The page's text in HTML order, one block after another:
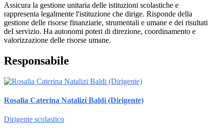
Assicura la gestione unitaria delle istituzioni scolastiche e
rappresenta legalmente l'istituzione che dirige. Risponde della
gestione delle risorse finanziarie, strumentali e umane e dei risultati
deI servizio. Ha autonomi poteri di direzione, coordinamento e
valorizzazione delle risorse umane.
Responsabile
Rosalia Caterina Natalizi Baldi (Dirigente)
Dirigente scolastico